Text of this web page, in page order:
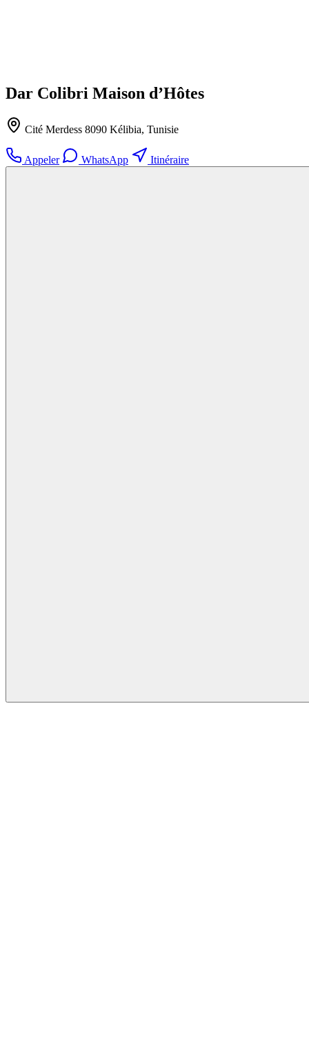
Dar Colibri Maison d’Hôtes
Cité Merdess 8090 Kélibia, Tunisie
Appeler WhatsApp Itinéraire